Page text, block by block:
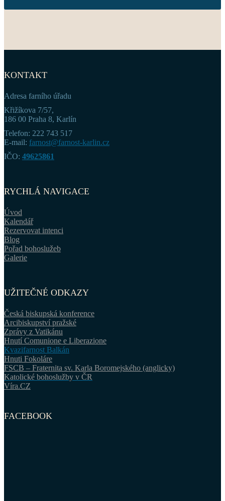
KONTAKT
Adresa farního úřadu
Křižíkova 7/57,
186 00 Praha 8, Karlín
Telefon: 222 743 517
E-mail: farnost@farnost-karlin.cz
IČO: 49625861
RYCHLÁ NAVIGACE
Úvod
Kalendář
Rezervovat intenci
Blog
Pořad bohoslužeb
Galerie
UŽITEČNÉ ODKAZY
Česká biskupská konference
Arcibiskupství pražské
Zprávy z Vatikánu
Hnutí Comunione e Liberazione
Kvazifarnost Balkán
Hnuti Fokoláre
FSCB – Fraternita sv. Karla Boromejského (anglicky)
Katolické bohoslužby v ČR
Víra.CZ
FACEBOOK